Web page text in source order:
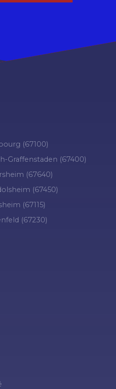
(67100)
Graffenstaden (67400)
(67640)
(67450)
(67115)
(67230)